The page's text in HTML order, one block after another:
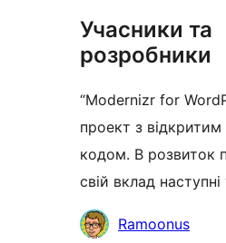
Учасники та
розробники
“Modernizr for
проект з відкритим
кодом. В розвиток
свій вклад
УчасникиRamoonus